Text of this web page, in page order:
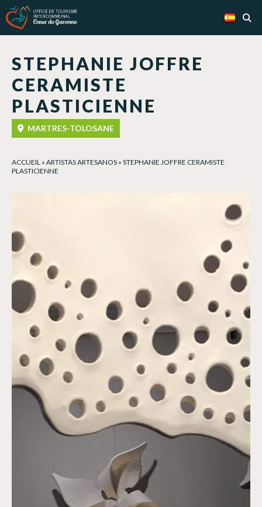
STEPHANIE JOFFRE
CERAMISTE
PLASTICIENNE
MARTRES-TOLOSANE
ACCUEIL » ARTISTAS ARTESANOS » STEPHANIE JOFFRE CERAMISTE
PLASTICIENNE
Panel de gestión de cookies